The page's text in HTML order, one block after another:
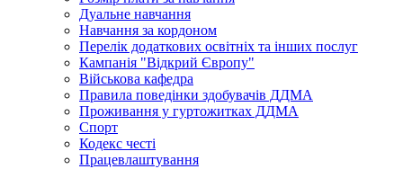
Дуальне навчання
Навчання за кордоном
Перелік додаткових освітніх та інших послуг
Кампанія "Відкрий Європу"
Військова кафедра
Правила поведінки здобувачів ДДМА
Проживання у гуртожитках ДДМА
Спорт
Кодекс честі
Працевлаштування